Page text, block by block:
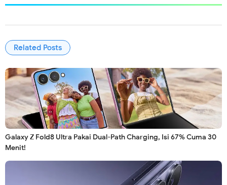
Related Posts
Galaxy Z Fold8 Ultra Pakai Dual-Path Charging, Isi 67% Cuma 30
Menit!